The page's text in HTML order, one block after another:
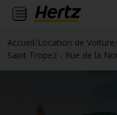
Accueil Location de Voiture
Saint Tropez - Rue de la